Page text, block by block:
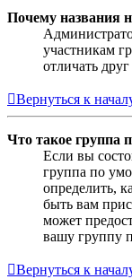
Почему названия
участникам
отличать
Вернуться к
Что такое группа
Если вы
группа по
определить,
быть вам
может
вашу группу
Вернуться к